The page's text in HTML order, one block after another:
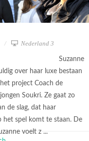
Nederland 3
Suzanne
over haar luxe bestaan
project Coach de
Soukri. Ze gaat zo
de slag, dat haar
het spel komt te staan. De
voelt z ...